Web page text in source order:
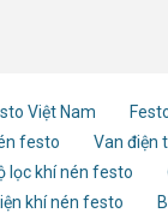
Việt Nam
festo Van điện
lọc khí nén festo
khí nén festo